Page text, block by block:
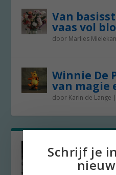
Van
vaas vol
door Marlies
Winnie De
van magie
door Karin de Lange
Schrijf je